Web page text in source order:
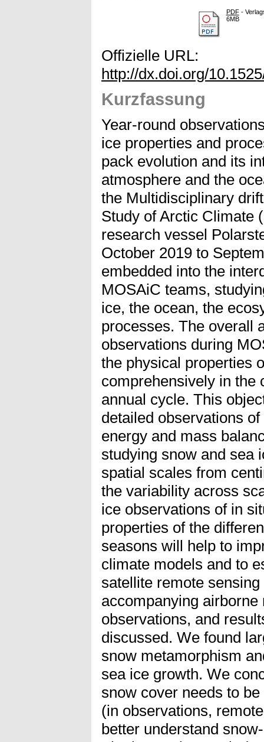
PDF-
6MB
Offizielle URL:
http://dx.doi.org/
Kurzfassung
Year-round
ice properties and
pack evolution and its
atmosphere and the
the Multidisciplinary
Study of Arctic Climate
research vessel
October 2019 to
embedded into the
MOSAiC teams,
ice, the ocean, the
processes. The overall
observations during
the physical properties
comprehensively in the
annual cycle. This
detailed observations
energy and mass
studying snow and sea
spatial scales from
the variability across
ice observations of in
properties of the
seasons will help to
climate models and to
satellite remote
accompanying
observations, and
discussed. We found
snow metamorphism
sea ice growth. We
snow cover needs to
(in observations,
better understand